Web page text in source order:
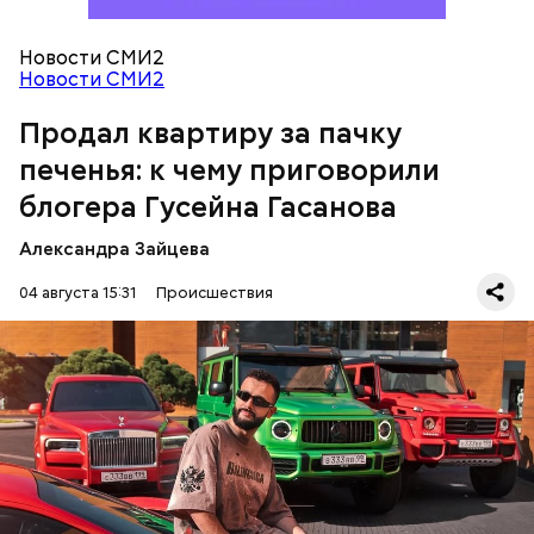
Новости СМИ2
Новости СМИ2
Продал квартиру за пачку
печенья: к чему приговорили
блогера Гусейна Гасанова
Александра Зайцева
04 августа 15:31 Происшествия
В мае 2025 года МВД РФ объявило в
международный розыскблогера Гусейна Гасанова.
В его отношении возбудили уголовное дело о
неуплате налогов и легализации преступных
Фото: База розыска МВД РФ
собственными счетами.